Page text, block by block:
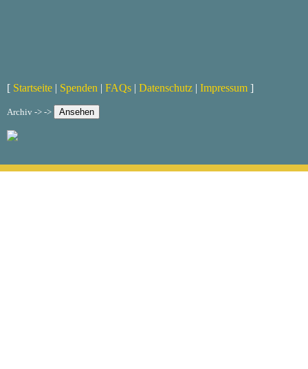
[ Startseite | Spenden | FAQs | Datenschutz | Impressum ]
Archiv -> ->